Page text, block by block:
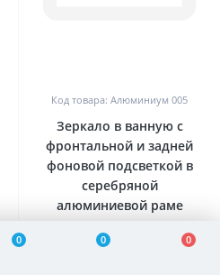
0 0 0
Код товара: Алюминиум 005
Зеркало в ванную с
фронтальной и задней
фоновой подсветкой в
серебряной
алюминиевой раме